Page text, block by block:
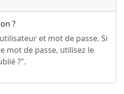
?
et mot de passe. Si
mot de passe, utilisez le
?".